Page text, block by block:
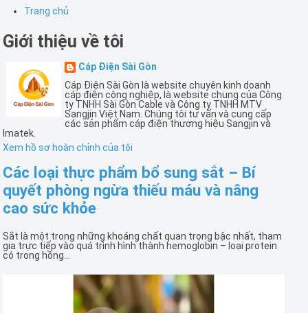
Trang chủ
Giới thiệu về tôi
Cáp Điện Sài Gòn
Cáp Điện Sài Gòn là website chuyên kinh doanh
cáp điện công nghiệp, là website chung của Công
ty TNHH Sài Gòn Cable và Công ty TNHH MTV
Sangjin Việt Nam. Chúng tôi tư vấn và cung cấp
các sản phẩm cáp điện thương hiệu Sangjin và
Imatek.
Xem hồ sơ hoàn chỉnh của tôi
Các loại thực phẩm bổ sung sắt – Bí
quyết phòng ngừa thiếu máu và nâng
cao sức khỏe
Sắt là một trong những khoáng chất quan trọng bậc nhất, tham
gia trực tiếp vào quá trình hình thành hemoglobin – loại protein
có trong hồng...